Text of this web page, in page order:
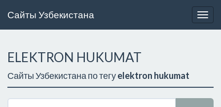
Сайты Узбекистана
ELEKTRON HUKUMAT
Сайты Узбекистана по тегуelektron hukumat